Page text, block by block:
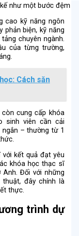
như một bước đệm
cao kỹ năng ngôn
phản biện, kỹ năng
chuyên ngành.
của từng trường,
Cách săn
cung cấp khóa
sinh viên cần cải
– thường từ 1
kết quả đạt yêu
khóa học thạc sĩ
Đối với những
đây chính là
thực.
trình dự